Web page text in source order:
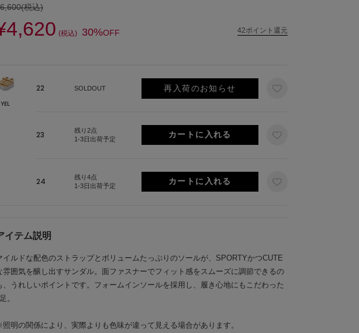
(税込)
(税込) 30%OFF 42ポイント還元
YEL
22 SOLDOUT 再入荷のお知らせ
23
残り2点
1-3日出荷予定
24
残り4点
1-3日出荷予定
イテム説明
イルドな配色のストラップとボリュームたっぷりのソールが、SPORTYかつCUTE
雰囲気を醸し出すサンダル。面ファスナーでフィット感をスムーズに調節できるの
、うれしいポイントです。フォームインソールを採用し、履き心地にもこだわった
。
明の関係により、実際よりも色味が違って見える場合があります。